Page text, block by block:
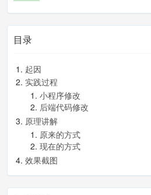
});
}
目录
起因
实践过程
小程序修改
后端代码修改
原理讲解
原来的方式
现在的方式
效果截图